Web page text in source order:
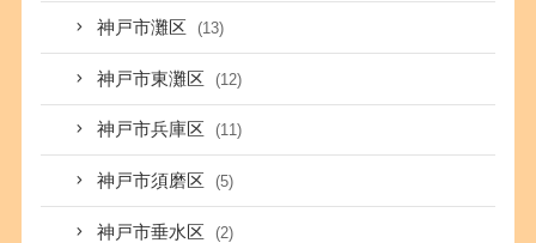
神戸市灘区 (13)
神戸市東灘区 (12)
神戸市兵庫区 (11)
神戸市須磨区 (5)
神戸市垂水区 (2)